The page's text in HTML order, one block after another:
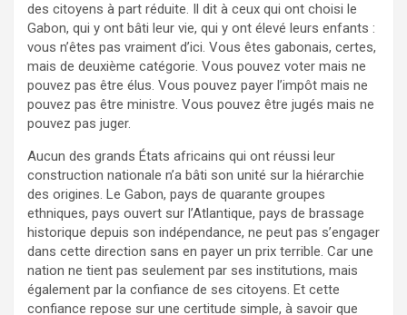
des citoyens à part réduite. Il dit à ceux qui ont choisi le
Gabon, qui y ont bâti leur vie, qui y ont élevé leurs enfants :
vous n’êtes pas vraiment d’ici. Vous êtes gabonais, certes,
mais de deuxième catégorie. Vous pouvez voter mais ne
pouvez pas être élus. Vous pouvez payer l’impôt mais ne
pouvez pas être ministre. Vous pouvez être jugés mais ne
pouvez pas juger.
Aucun des grands États africains qui ont réussi leur
construction nationale n’a bâti son unité sur la hiérarchie
des origines. Le Gabon, pays de quarante groupes
ethniques, pays ouvert sur l’Atlantique, pays de brassage
historique depuis son indépendance, ne peut pas s’engager
dans cette direction sans en payer un prix terrible. Car une
nation ne tient pas seulement par ses institutions, mais
également par la confiance de ses citoyens. Et cette
confiance repose sur une certitude simple, à savoir que